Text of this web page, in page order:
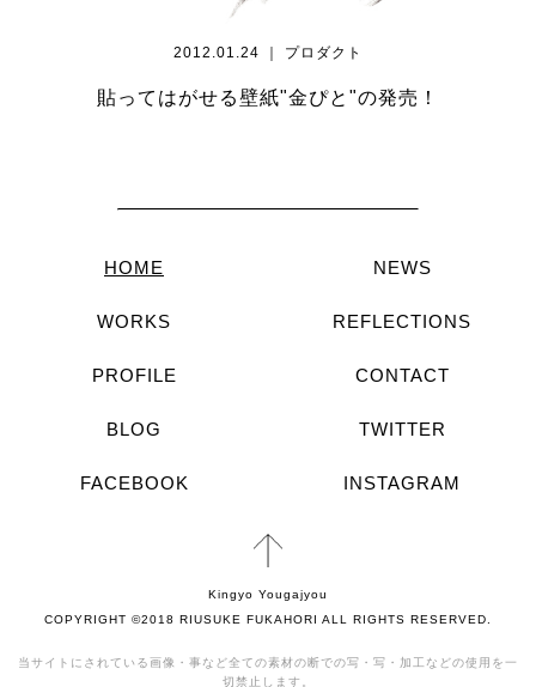
2012.01.24 ｜ プロダクト
貼ってはがせる壁紙"金ぴと"の発売！
HOME NEWS
WORKS REFLECTIONS
PROFILE CONTACT
BLOG TWITTER
FACEBOOK INSTAGRAM
Kingyo Yougajyou
COPYRIGHT ©2018 RIUSUKE FUKAHORI ALL RIGHTS RESERVED.
当サイトにされている画像・事など全ての素材の断での写・写・加工などの使用を一
切禁止します。